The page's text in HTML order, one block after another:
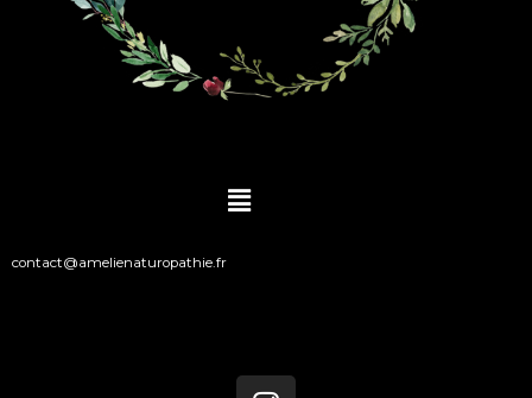
Main
contact@amelienaturopathie.fr
I